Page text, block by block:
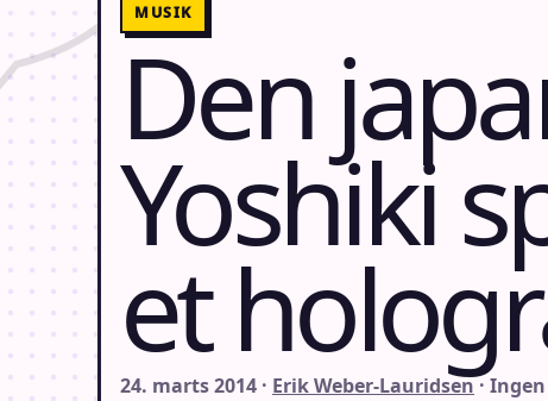
MUSIK
Den
Yoshiki
et
24. marts 2014 · Erik Weber-Lauridsen·